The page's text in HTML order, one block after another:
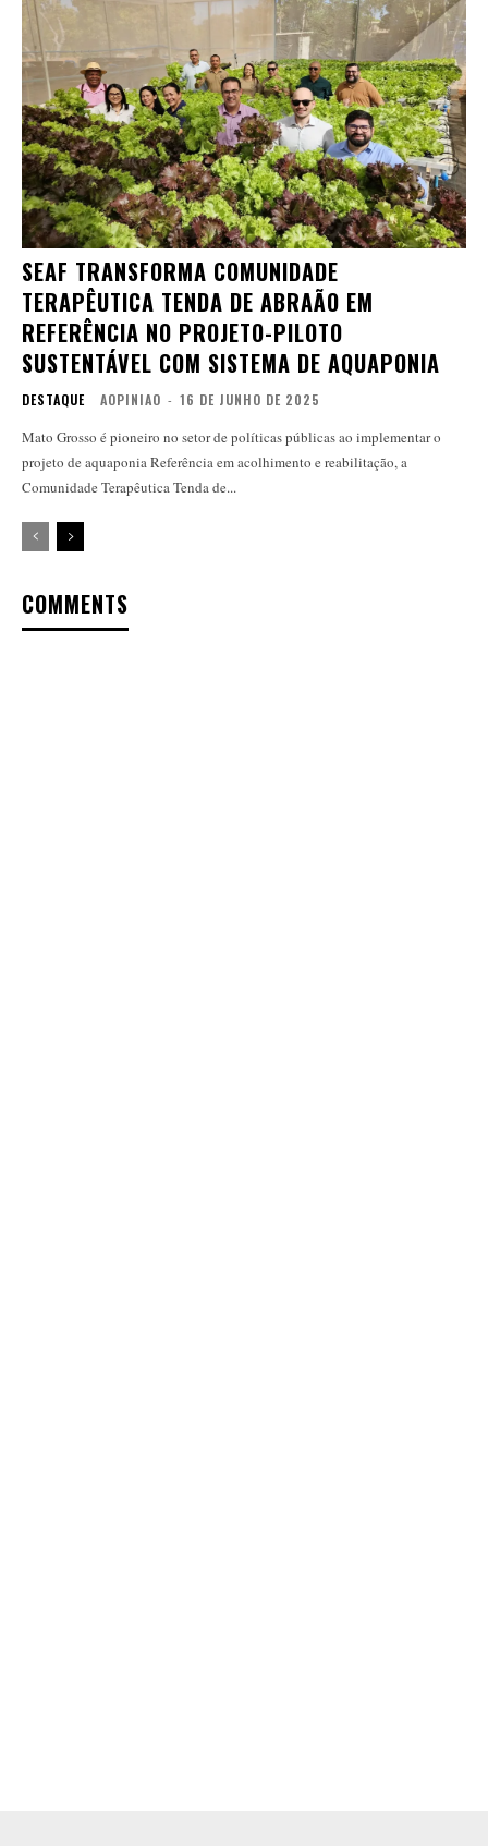
SEAF TRANSFORMA COMUNIDADE
TERAPÊUTICA TENDA DE ABRAÃO EM
REFERÊNCIA NO PROJETO-PILOTO
SUSTENTÁVEL COM SISTEMA DE AQUAPONIA
DESTAQUE AOPINIAO - 16 DE JUNHO DE 2025
Mato Grosso é pioneiro no setor de políticas públicas ao implementar o
projeto de aquaponia Referência em acolhimento e reabilitação, a
Comunidade Terapêutica Tenda de...
COMMENTS